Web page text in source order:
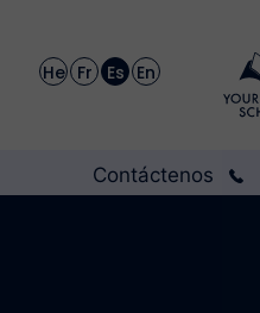
He Fr Es En
Contáctenos